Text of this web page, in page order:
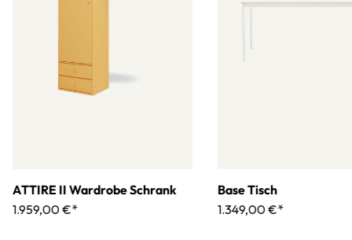
ATTIRE II Wardrobe Schrank
1.959,00 €*
Base Tisch
1.349,00 €*